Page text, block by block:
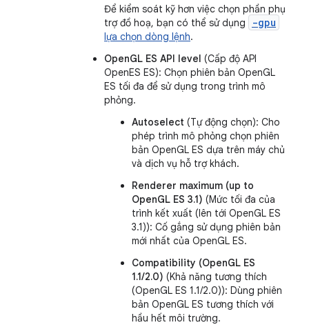
Để kiểm soát kỹ hơn việc chọn phần phụ
trợ đồ hoạ, bạn có thể sử dụng
-gpu
lựa chọn dòng lệnh.
OpenGL ES API level (Cấp độ API
OpenES ES): Chọn phiên bản OpenGL
ES tối đa để sử dụng trong trình mô
phỏng.
Autoselect (Tự động chọn): Cho
phép trình mô phỏng chọn phiên
bản OpenGL ES dựa trên máy chủ
và dịch vụ hỗ trợ khách.
Renderer maximum (up to
OpenGL ES 3.1) (Mức tối đa của
trình kết xuất (lên tới OpenGL ES
3.1)): Cố gắng sử dụng phiên bản
mới nhất của OpenGL ES.
Compatibility (OpenGL ES
1.1/2.0) (Khả năng tương thích
(OpenGL ES 1.1/2.0)): Dùng phiên
bản OpenGL ES tương thích với
hầu hết môi trường.